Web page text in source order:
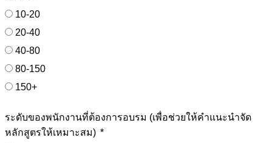
10-20
20-40
40-80
80-150
150+
ระดับของพนักงานที่ต้องการอบรม (เพื่อช่วยให้คำแนะนำจัด
หลักสูตรให้เหมาะสม)